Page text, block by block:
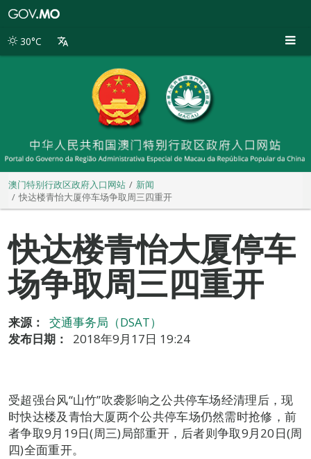
别
30°C
澳门特别行政区政府入口网站
新闻
快达楼青怡大厦停车场争取周三四重开
快达楼青怡大厦停车
场争取周三四重开
来源：
交通事务局（DSAT）
发布日期：
2018年9月17日 19:24
受超强台风“山竹”吹袭影响之公共停车场经清理后，现
时快达楼及青怡大厦两个公共停车场仍然需时抢修，前
者争取9月19日(周三)局部重开，后者则争取9月20日(周
四)全面重开。